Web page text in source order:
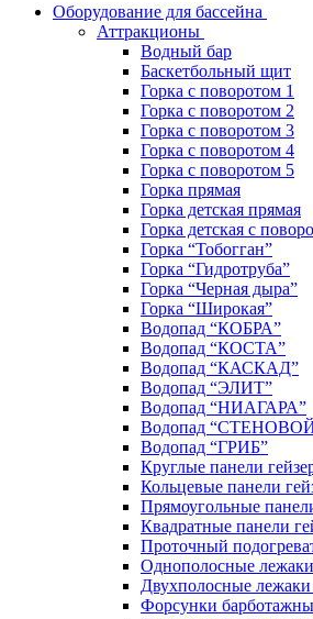
Оборудование для бассейна
Аттракционы
Водный бар
Баскетбольный щит
Горка с поворотом 1
Горка с поворотом 2
Горка с поворотом 3
Горка с поворотом 4
Горка с поворотом 5
Горка прямая
Горка детская прямая
Горка детская с
Горка “Тобогган”
Горка “Гидротруба”
Горка “Черная дыра”
Горка “Широкая”
Водопад “КОБРА”
Водопад “КОСТА”
Водопад “КАСКАД”
Водопад “ЭЛИТ”
Водопад “НИАГАРА”
Водопад
Водопад “ГРИБ”
Круглые панели
Кольцевые панели
Прямоугольные
Квадратные панели
Проточный
Однополосные
Двухполосные
Форсунки